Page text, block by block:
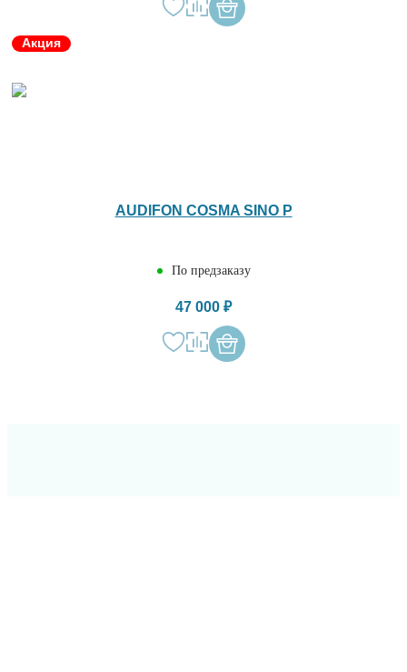
Акция
AUDIFON COSMA SINO P
По предзаказу
47 000 ₽